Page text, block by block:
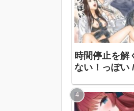
時間停止を解
ない！っぽい